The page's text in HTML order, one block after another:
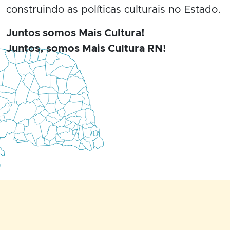
construindo as políticas culturais no Estado.
Juntos somos Mais Cultura!
Juntos, somos Mais Cultura RN!